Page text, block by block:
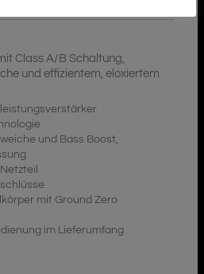
Class A/B Schaltung,
und effizientem, eloxiertem
und Bass Boost,
mit Ground Zero
im Lieferumfang